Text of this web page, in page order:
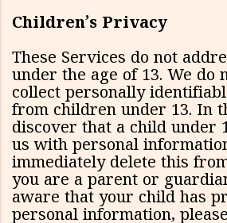
Children’s Privacy
These Services do not
under the age of 13. We do
collect personally
from children under 13. In
discover that a child under
us with personal
immediately delete this
you are a parent or
aware that your child has
personal information,